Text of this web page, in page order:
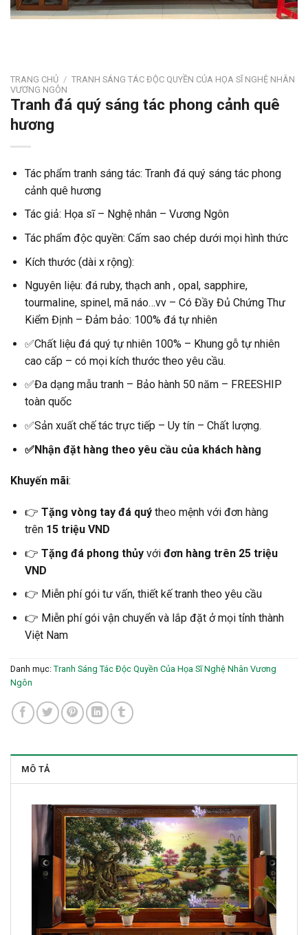
TRANG CHỦ / TRANH SÁNG TÁC ĐỘC QUYỀN CỦA HỌA SĨ NGHỆ NHÂN
VƯƠNG NGÔN
Tranh đá quý sáng tác phong cảnh quê
hương
Tác phẩm tranh sáng tác: Tranh đá quý sáng tác phong
cảnh quê hương
Tác giả: Họa sĩ – Nghệ nhân – Vương Ngôn
Tác phẩm độc quyền: Cấm sao chép dưới mọi hình thức
Kích thước (dài x rộng):
Nguyên liệu: đá ruby, thạch anh , opal, sapphire,
tourmaline, spinel, mã náo…vv – Có Đầy Đủ Chứng Thư
Kiểm Định – Đảm bảo: 100% đá tự nhiên
✅Chất liệu đá quý tự nhiên 100% – Khung gỗ tự nhiên
cao cấp – có mọi kích thước theo yêu cầu.
✅Đa dạng mẫu tranh – Bảo hành 50 năm – FREESHIP
toàn quốc
✅Sản xuất chế tác trực tiếp – Uy tín – Chất lượng.
✅Nhận đặt hàng theo yêu cầu của khách hàng
Khuyến mãi:
👉 Tặng vòng tay đá quýtheo mệnh với đơn hàng
trên 15 triệu VND
👉 Tặng đá phong thủyvới đơn hàng trên 25 triệu
VND
👉 Miễn phí gói tư vấn, thiết kế tranh theo yêu cầu
👉 Miễn phí gói vận chuyển và lắp đặt ở mọi tỉnh thành
Việt Nam
Danh mục: Tranh Sáng Tác Độc Quyền Của Họa Sĩ Nghệ Nhân Vương
Ngôn
MÔ TẢ